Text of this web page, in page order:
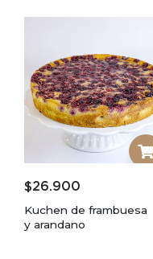
$26.900
Kuchen de frambuesa
y arandano